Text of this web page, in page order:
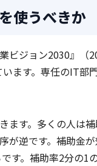
使うべきか
ビジョン2030』（
ます。専任のIT部
ます。多くの人は
が逆です。補助金
す。補助率2分の1